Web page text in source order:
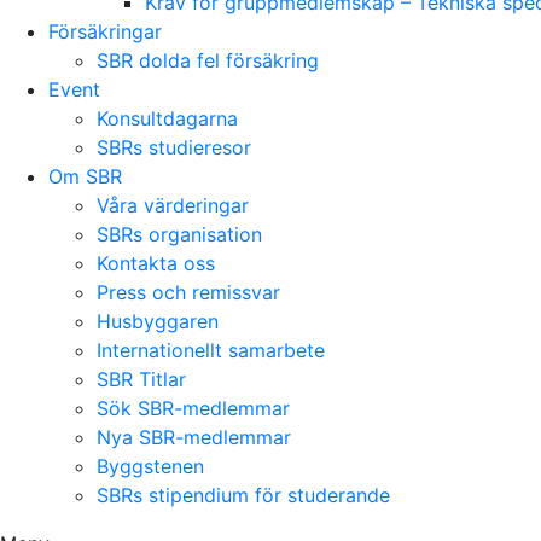
Försäkringar
SBR dolda fel försäkring
Event
Konsultdagarna
SBRs studieresor
Om SBR
Våra värderingar
SBRs organisation
Kontakta oss
Press och remissvar
Husbyggaren
Internationellt samarbete
SBR Titlar
Sök SBR-medlemmar
Nya SBR-medlemmar
Byggstenen
SBRs stipendium för studerande